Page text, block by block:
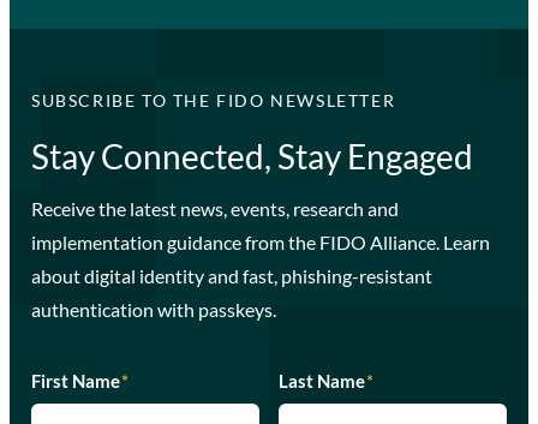
SUBSCRIBE TO THE FIDO NEWSLETTER
Stay Connected, Stay Engaged
Receive the latest news, events, research and
implementation guidance from the FIDO Alliance. Learn
about digital identity and fast, phishing-resistant
authentication with passkeys.
First Name* Last Name*